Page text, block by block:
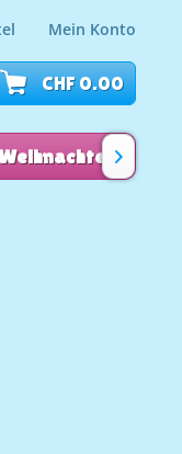
Mein Konto
CHF 0.00
